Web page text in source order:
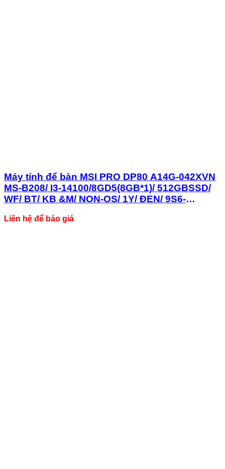
Máy tính để bàn MSI PRO DP80 A14G-042XVN
MS-B208/ I3-14100/8GD5(8GB*1)/ 512GBSSD/
WF/ BT/ KB &M/ NON-OS/ 1Y/ ĐEN/ 9S6-
Liên hệ để báo giá